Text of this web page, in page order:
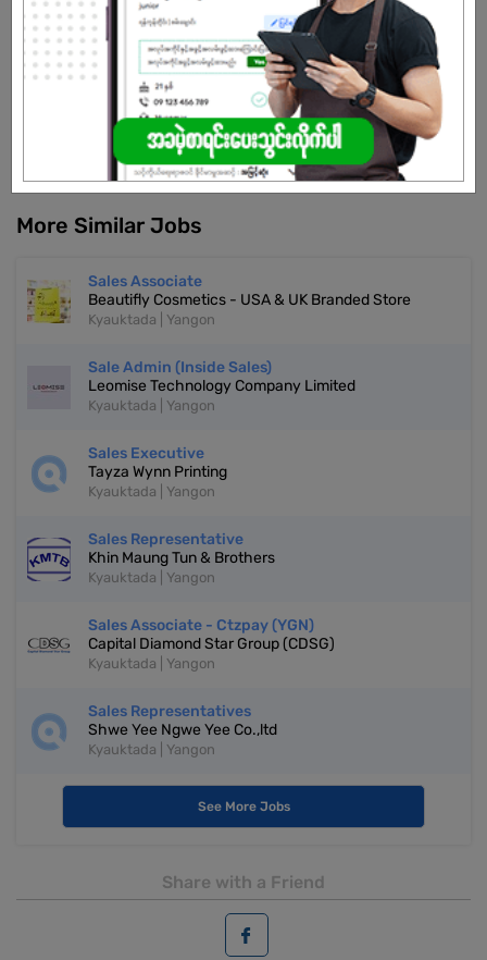
Already Expired
Don't have an account?
REGISTER NOW!
More Similar Jobs
Sales Associate
Beautifly Cosmetics - USA & UK Branded Store
Kyauktada | Yangon
Sale Admin (Inside Sales)
Leomise Technology Company Limited
Kyauktada | Yangon
Sales Executive
Tayza Wynn Printing
Kyauktada | Yangon
Sales Representative
Khin Maung Tun & Brothers
Kyauktada | Yangon
Sales Associate - Ctzpay (YGN)
Capital Diamond Star Group (CDSG)
Kyauktada | Yangon
Sales Representatives
Shwe Yee Ngwe Yee Co.,ltd
Kyauktada | Yangon
See More Jobs
Share with a Friend